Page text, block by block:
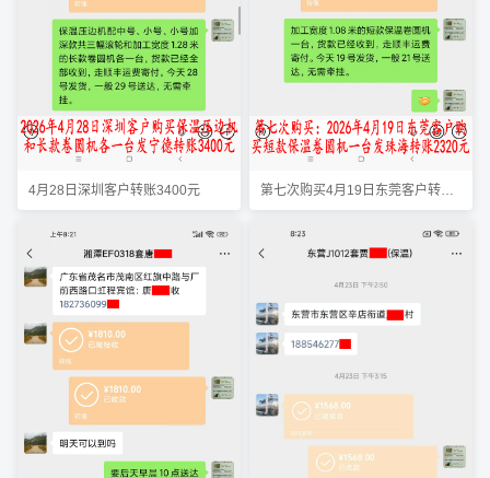
4月28日深圳客户转账3400元 第七次购买4月19日东莞客户转账2320元